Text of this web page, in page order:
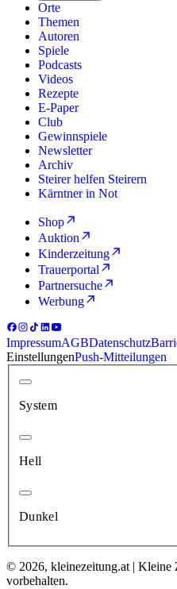
Orte
Themen
Autoren
Spiele
Podcasts
Videos
Rezepte
E-Paper
Club
Gewinnspiele
Newsletter
Archiv
Steirer helfen Steirern
Kärntner in Not
Shop
Auktion
Kinderzeitung
Trauerportal
Partnersuche
Werbung
ImpressumAGBDatenschutz
EinstellungenPush-Mitteilungen
System
Hell
Dunkel
© 2026, kleinezeitung.at | Kleine
vorbehalten.